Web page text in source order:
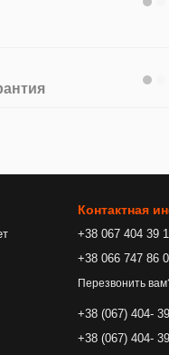
Контактная
+38 067 404 39
+38 066 747 86
Перезвонить
+38 (067) 404-
+38 (067) 404-